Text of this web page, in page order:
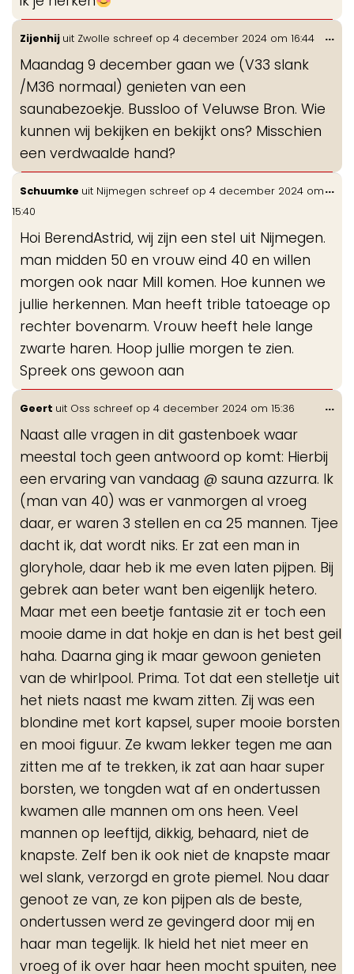
Zijenhij uit Zwolle schreef op 4 december 2024 om 16:44
Maandag 9 december gaan we (V33 slank
/M36 normaal) genieten van een
saunabezoekje. Bussloo of Veluwse Bron. Wie
kunnen wij bekijken en bekijkt ons? Misschien
een verdwaalde hand?
...
Schuumke uit Nijmegen schreef op 4 december 2024 om
15:40
Hoi BerendAstrid, wij zijn een stel uit Nijmegen.
man midden 50 en vrouw eind 40 en willen
morgen ook naar Mill komen. Hoe kunnen we
jullie herkennen. Man heeft trible tatoeage op
rechter bovenarm. Vrouw heeft hele lange
zwarte haren. Hoop jullie morgen te zien.
Spreek ons gewoon aan
...
Geert uit Oss schreef op 4 december 2024 om 15:36
Naast alle vragen in dit gastenboek waar
meestal toch geen antwoord op komt: Hierbij
een ervaring van vandaag @ sauna azzurra. Ik
(man van 40) was er vanmorgen al vroeg
daar, er waren 3 stellen en ca 25 mannen. Tjee
dacht ik, dat wordt niks. Er zat een man in
gloryhole, daar heb ik me even laten pijpen. Bij
gebrek aan beter want ben eigenlijk hetero.
Maar met een beetje fantasie zit er toch een
mooie dame in dat hokje en dan is het best geil
haha. Daarna ging ik maar gewoon genieten
van de whirlpool. Prima. Tot dat een stelletje uit
het niets naast me kwam zitten. Zij was een
blondine met kort kapsel, super mooie borsten
en mooi figuur. Ze kwam lekker tegen me aan
zitten me af te trekken, ik zat aan haar super
borsten, we tongden wat af en ondertussen
kwamen alle mannen om ons heen. Veel
mannen op leeftijd, dikkig, behaard, niet de
knapste. Zelf ben ik ook niet de knapste maar
wel slank, verzorgd en grote piemel. Nou daar
genoot ze van, ze kon pijpen als de beste,
ondertussen werd ze gevingerd door mij en
haar man tegelijk. Ik hield het niet meer en
vroeg of ik over haar heen mocht spuiten, nee
...